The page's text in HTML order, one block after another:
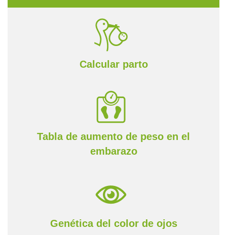
Calcular parto
Tabla de aumento de peso en el
embarazo
Genética del color de ojos